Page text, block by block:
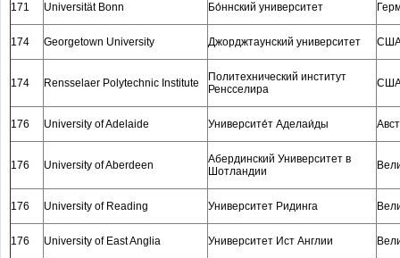
171 Universität Bonn Бо́ннский университет
174 Georgetown University Джорджтаунский университет
174 Rensselaer Polytechnic Institute
Политехнический институт
Ренсселира
176 University of Adelaide Университе́т Аделаи́ды
176 University of Aberdeen
Абердинский Университет в
Шотландии
176 University of Reading Университет Ридинга
176 University of East Anglia Университет Ист Англии